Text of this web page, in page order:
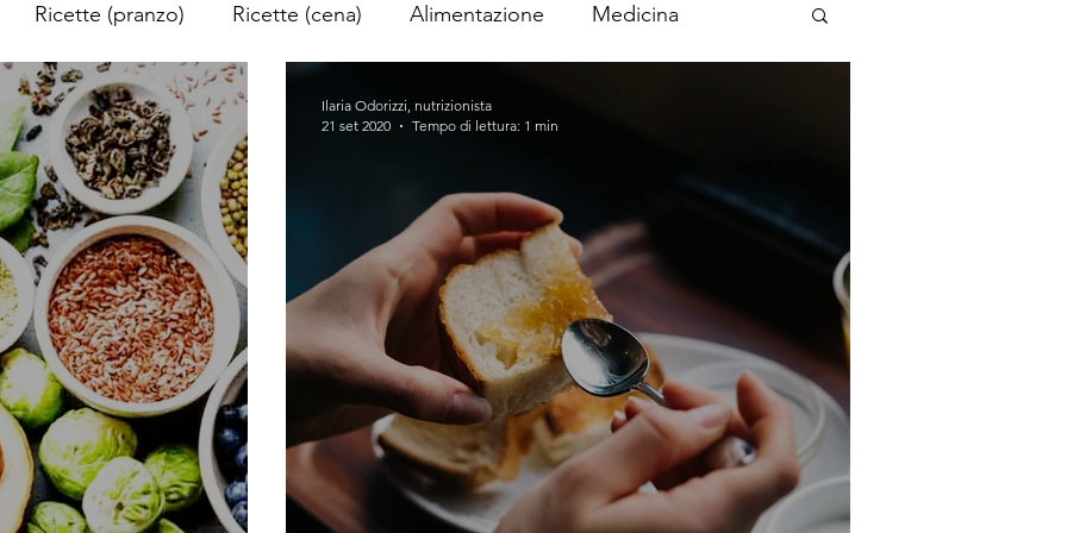
Ricette (pranzo) Ricette (cena) Alimentazione Medicina
Ilaria Odorizzi, nutrizionista
21 set 2020
Tempo di lettura: 1 min